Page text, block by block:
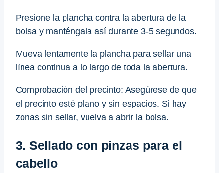
Presione la plancha contra la abertura de la
bolsa y manténgala así durante 3-5 segundos.
Mueva lentamente la plancha para sellar una
línea continua a lo largo de toda la abertura.
Comprobación del precinto: Asegúrese de que
el precinto esté plano y sin espacios. Si hay
zonas sin sellar, vuelva a abrir la bolsa.
3. Sellado con pinzas para el
cabello